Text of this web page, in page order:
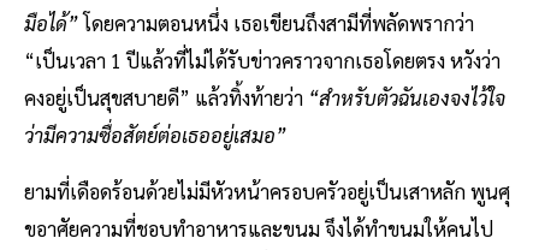
มือได้”โดยความตอนหนึ่ง เธอเขียนถึงสามีที่พลัดพรากว่า
“เป็นเวลา 1 ปีแล้วที่ไม่ได้รับข่าวคราวจากเธอโดยตรง หวังว่า
คงอยู่เป็นสุขสบายดี” แล้วทิ้งท้ายว่า “สำหรับตัวฉันเองจงไว้ใจ
ว่ามีความซื่อสัตย์ต่อเธออยู่เสมอ”
ยามที่เดือดร้อนด้วยไม่มีหัวหน้าครอบครัวอยู่เป็นเสาหลัก พูนศุ
ขอาศัยความที่ชอบทำอาหารและขนม จึงได้ทำขนมให้คนไป